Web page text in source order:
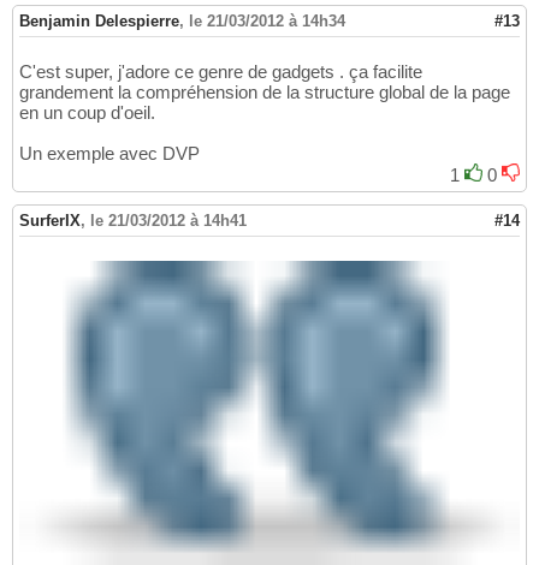
Benjamin Delespierre, le 21/03/2012 à 14h34 #13
C'est super, j'adore ce genre de gadgets . ça facilite
grandement la compréhension de la structure global de la page
en un coup d'oeil.
Un exemple avec DVP
1
0
SurferIX, le 21/03/2012 à 14h41 #14